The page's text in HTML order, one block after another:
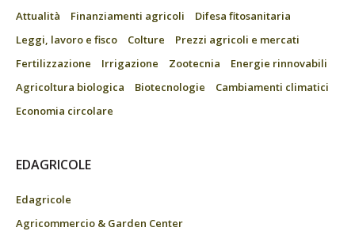
Attualità Finanziamenti agricoli
Difesa fitosanitaria
Leggi, lavoro e fisco
Colture
Prezzi agricoli e mercati
Fertilizzazione
Irrigazione Zootecnia
Energie rinnovabili
Agricoltura biologica
Biotecnologie
Cambiamenti climatici
Economia circolare
EDAGRICOLE
Edagricole
Agricommercio & Garden Center